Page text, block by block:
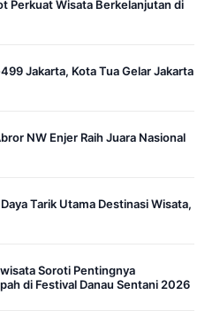
Perkuat Wisata Berkelanjutan di
Jakarta, Kota Tua Gelar Jakarta
NW Enjer Raih Juara Nasional
Tarik Utama Destinasi Wisata,
Soroti Pentingnya
di Festival Danau Sentani 2026